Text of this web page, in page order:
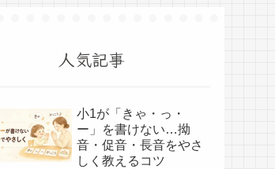
人気記事
小1が「きゃ・っ・
ー」を書けない…拗
音・促音・長音をやさ
しく教えるコツ